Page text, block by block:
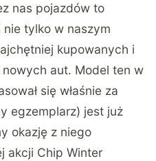
nas pojazdów to
nie tylko w naszym
kupowanych i
aut. Model ten w
się właśnie za
egzemplarz) jest już
okazję z niego
akcji Chip Winter